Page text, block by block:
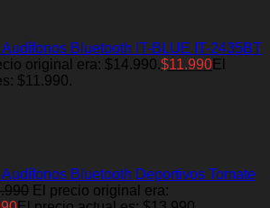
Audífonos Bluetooth IT-BLUE IT-2435BT
original era: $14.990.$11.990El
$11.990.
Audífonos Bluetooth Deportivos Tomate
El precio original era: